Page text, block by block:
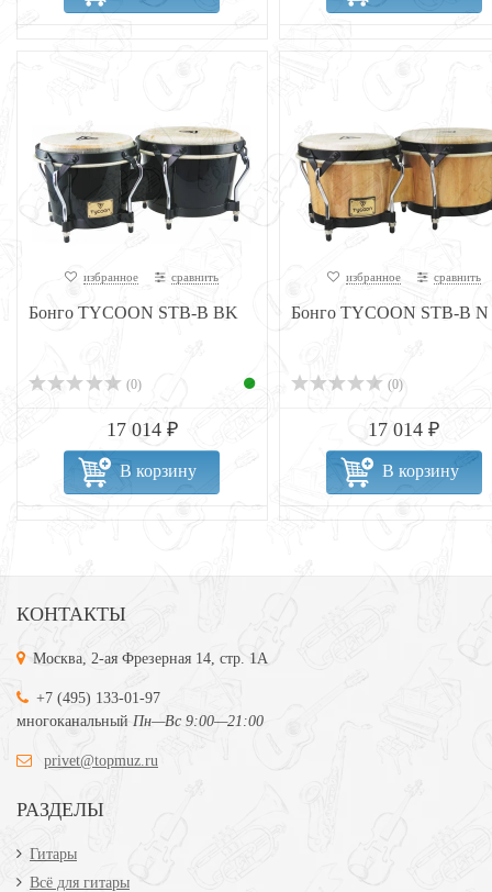
избранное сравнить
Бонго TYCOON STB-B BK
(0)
17 014 ₽
В корзину
избранное сравнить
Бонго TYCOON STB-B N
(0)
17 014 ₽
В корзину
КОНТАКТЫ
Москва, 2-ая Фрезерная 14, стр. 1А
+7 (495) 133-01-97
многоканальный Пн—Вс 9:00—21:00
privet@topmuz.ru
РАЗДЕЛЫ
Гитары
Всё для гитары